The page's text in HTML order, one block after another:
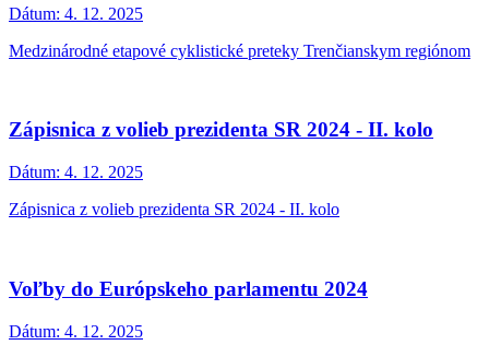
Dátum: 4. 12. 2025
Medzinárodné etapové cyklistické preteky Trenčianskym regiónom
Zápisnica z volieb prezidenta SR 2024 - II. kolo
Dátum: 4. 12. 2025
Zápisnica z volieb prezidenta SR 2024 - II. kolo
Voľby do Európskeho parlamentu 2024
Dátum: 4. 12. 2025